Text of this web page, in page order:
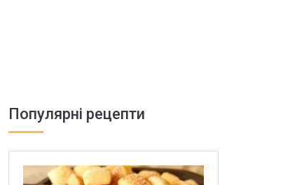
Популярні рецепти